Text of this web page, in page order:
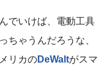
でいけば、電動工具
ちゃうんだろうな、
リカのDeWaltがスマ